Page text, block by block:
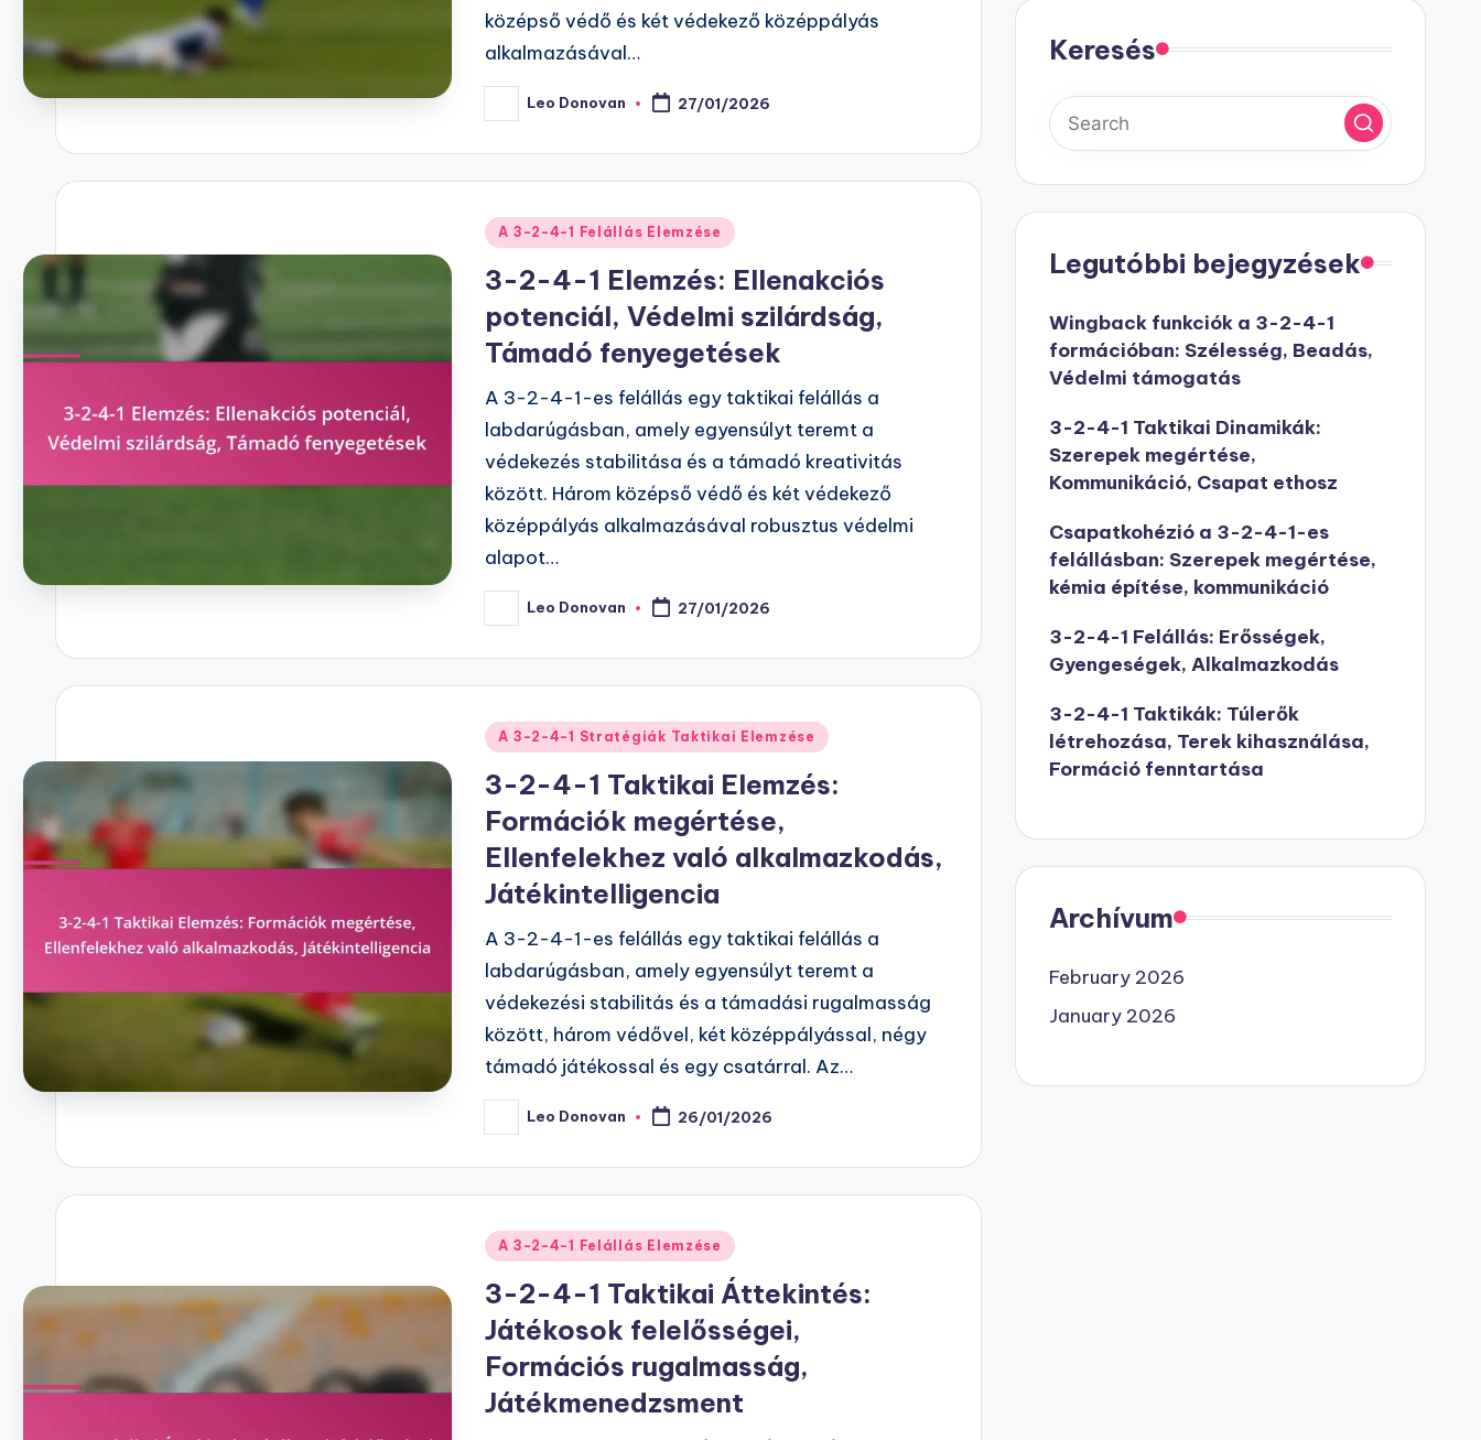
középső védő és két védekező középpályás
alkalmazásával…
Posted
by
Leo Donovan 27/01/2026
Posted
A 3-2-4-1 Felállás Elemzése
3-2-4-1 Elemzés: Ellenakciós
potenciál, Védelmi szilárdság,
Támadó fenyegetések
A 3-2-4-1-es felállás egy taktikai felállás a
labdarúgásban, amely egyensúlyt teremt a
védekezés stabilitása és a támadó kreativitás
között. Három középső védő és két védekező
középpályás alkalmazásával robusztus védelmi
alapot…
Posted
by
Leo Donovan 27/01/2026
Posted
A 3-2-4-1 Stratégiák Taktikai Elemzése
3-2-4-1 Taktikai Elemzés:
Formációk megértése,
Ellenfelekhez való alkalmazkodás,
Játékintelligencia
A 3-2-4-1-es felállás egy taktikai felállás a
labdarúgásban, amely egyensúlyt teremt a
védekezési stabilitás és a támadási rugalmasság
között, három védővel, két középpályással, négy
támadó játékossal és egy csatárral. Az…
Posted
by
Leo Donovan 26/01/2026
Posted
A 3-2-4-1 Felállás Elemzése
3-2-4-1 Taktikai Áttekintés:
Játékosok felelősségei,
Formációs rugalmasság,
Játékmenedzsment
Keresés
Legutóbbi bejegyzések
Wingback funkciók a 3-2-4-1
formációban: Szélesség, Beadás,
Védelmi támogatás
3-2-4-1 Taktikai Dinamikák:
Szerepek megértése,
Kommunikáció, Csapat ethosz
Csapatkohézió a 3-2-4-1-es
felállásban: Szerepek megértése,
kémia építése, kommunikáció
3-2-4-1 Felállás: Erősségek,
Gyengeségek, Alkalmazkodás
3-2-4-1 Taktikák: Túlerők
létrehozása, Terek kihasználása,
Formáció fenntartása
Archívum
February 2026
January 2026